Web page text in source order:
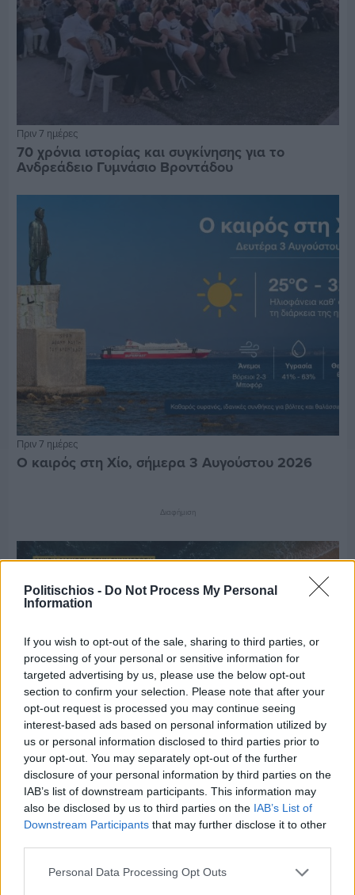
Politischios - Do Not Process My Personal
Information
If you wish to opt-out of the sale, sharing to third parties, or
processing of your personal or sensitive information for
targeted advertising by us, please use the below opt-out
section to confirm your selection. Please note that after your
opt-out request is processed you may continue seeing
interest-based ads based on personal information utilized by
us or personal information disclosed to third parties prior to
your opt-out. You may separately opt-out of the further
disclosure of your personal information by third parties on the
IAB’s list of downstream participants. This information may
also be disclosed by us to third parties on the IAB’s List of
Downstream Participants that may further disclose it to other
Personal Data Processing Opt Outs
Πριν 7 ημέρες
70 χρόνια ιστορίας και συγκίνησης για το
Ανδρεάδειο Γυμνάσιο Βροντάδου
Πριν 7 ημέρες
Ο καιρός στη Χίο, σήμερα 3 Αυγούστου 2026
Διαφήμιση
Πριν 9 ημέρες
Μία μικρή αλλά αναγκαία ανάπαυλα για την
ομάδα του «Πολίτη»